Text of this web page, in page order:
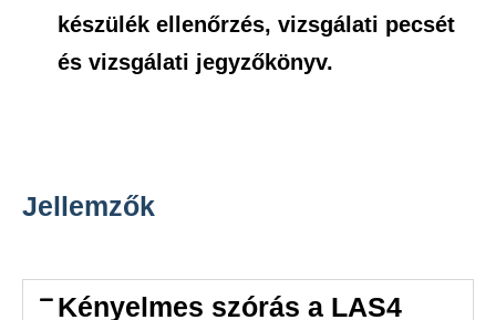
készülék ellenőrzés, vizsgálati pecsét
és vizsgálati jegyzőkönyv.
Jellemzők
Kényelmes szórás a LAS4